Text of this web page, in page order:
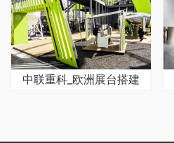
中联重科_欧洲展台搭建